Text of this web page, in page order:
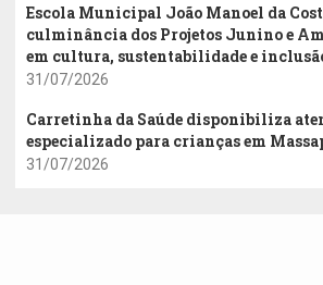
Escola Municipal João Manoel da
culminância dos Projetos Junino e
em cultura, sustentabilidade e
31/07/2026
Carretinha da Saúde disponibiliza
especializado para crianças em
31/07/2026